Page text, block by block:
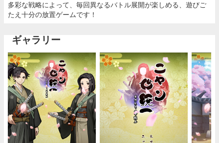
多彩な戦略によって、毎回異なるバトル展開が楽しめる、遊びご
たえ十分の放置ゲームです！
ギャラリー